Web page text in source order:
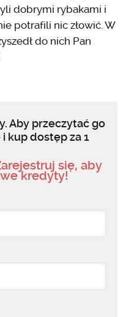
dobrymi rybakami i
potrafili nic złowić. W
do nich Pan
Aby przeczytać go
i kup dostęp za 1
się, aby
kredyty!